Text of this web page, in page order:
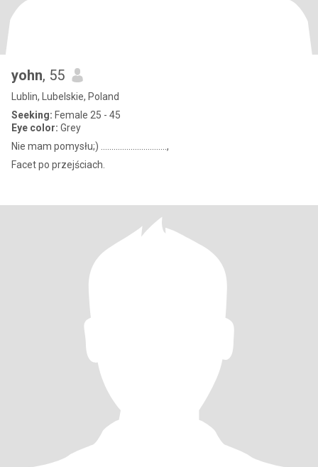
yohn, 55
Lublin, Lubelskie, Poland
Seeking: Female 25 - 45
Eye color: Grey
Nie mam pomysłu;) ...............................,
Facet po przejściach.